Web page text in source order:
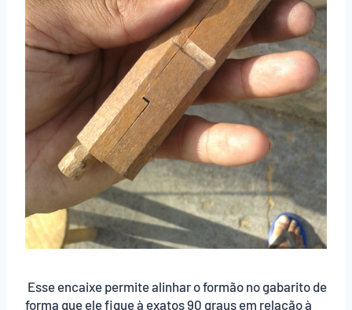
Esse encaixe permite alinhar o formão no gabarito de
forma que ele fique à exatos 90 graus em relação à